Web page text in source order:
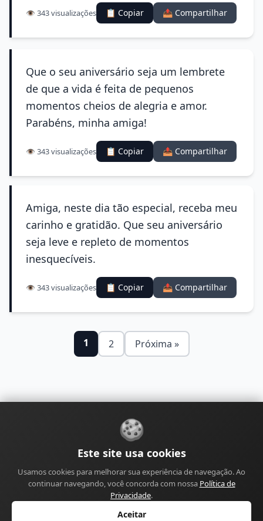
👁️ 343 visualizações 📋 Copiar 📤 Compartilhar
Que o seu aniversário seja um lembrete
de que a vida é feita de pequenos
momentos cheios de alegria e amor.
Parabéns, minha amiga!
👁️ 343 visualizações 📋 Copiar 📤 Compartilhar
Amiga, neste dia tão especial, receba meu
carinho e gratidão. Que seu aniversário
seja leve e repleto de momentos
inesquecíveis.
👁️ 343 visualizações 📋 Copiar 📤 Compartilhar
1 2 Próxima »
ContatoPolítica de Privacidade
Política de Correções Política de Monetização
Perfil do AutorTermos de UsoSiteSitemap
🍪
Este site usa cookies
Usamos cookies para melhorar sua experiência de navegação. Ao
continuar navegando, você concorda com nossa Política de
Privacidade.
Aceitar